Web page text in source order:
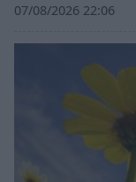
07/08/2026 22:06